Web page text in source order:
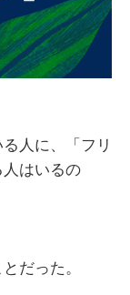
人に、「フリ
はいるの
だった。